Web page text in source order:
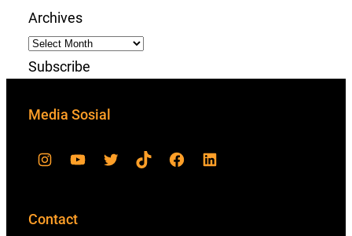
Archives
Subscribe
Media Sosial
Contact